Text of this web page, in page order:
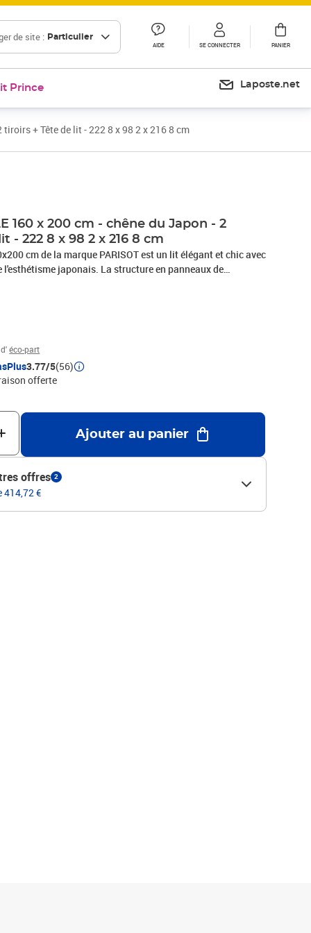
de site : Particulier
AIDE SE CONNECTER PANIER
Prince Laposte.net
+ Tête de lit - 222 8 x 98 2 x 216 8 cm
160 x 200 cm - chêne du Japon - 2
- 222 8 x 98 2 x 216 8 cm
cm de la marque PARISOT est un lit élégant et chic avec
l'esthétisme japonais. La structure en panneaux de
décor Chene du Japon est équipée de 2 tablettes hautes
droite ou a gauche.
d'éco-part
3.77/5(56)
offerte
Ajouter au panier
offres 2
414,72 €